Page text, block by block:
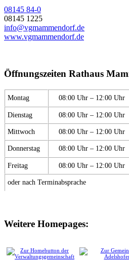
08145 84-0
08145 1225
info@vgmammendorf.de
www.vgmammendorf.de
Öffnungszeiten Rathaus
Montag 08:00 Uhr – 12:00 Uhr
Dienstag 08:00 Uhr – 12:00 Uhr
Mittwoch 08:00 Uhr – 12:00 Uhr
Donnerstag 08:00 Uhr – 12:00 Uhr
Freitag 08:00 Uhr – 12:00 Uhr
oder nach Terminabsprache
Weitere Homepages: